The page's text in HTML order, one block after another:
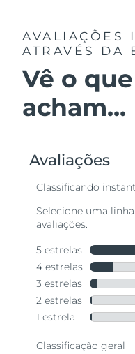
AVALIAÇÕES
ATRAVÉS DA
Vê o
acham...